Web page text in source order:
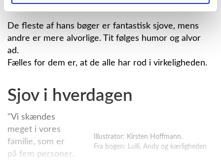
De fleste af hans bøger er fantastisk sjove, mens
andre er mere alvorlige. Tit følges humor og alvor
ad.
Fælles for dem er, at de alle har rod i virkeligheden.
Sjov i hverdagen
Illustrator: Kirsten Hoffmann.
Fra bogen: Lulli, Andy og kærligheden
"Vi skændes
meget i vores
familie, som er
på fem personer.